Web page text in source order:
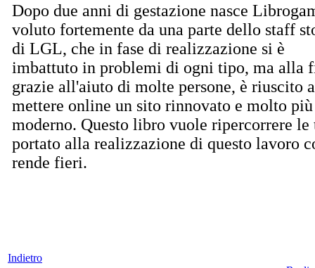
Dopo due anni di gestazione nasce
voluto fortemente da una parte dello staff
di LGL, che in fase di realizzazione si è
imbattuto in problemi di ogni tipo, ma alla
grazie all'aiuto di molte persone, è riuscito a
mettere online un sito rinnovato e molto più
moderno. Questo libro vuole ripercorrere le
portato alla realizzazione di questo lavoro
rende fieri.
Indietro